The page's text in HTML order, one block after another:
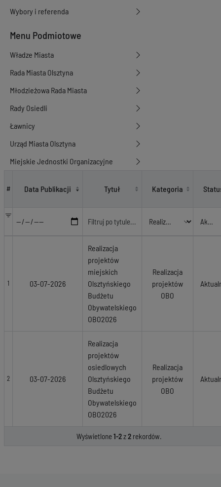
Wybory i referenda
Menu Podmiotowe
Władze Miasta
Rada Miasta Olsztyna
Młodzieżowa Rada Miasta
Rady Osiedli
Ławnicy
Urząd Miasta Olsztyna
Miejskie Jednostki Organizacyjne
# Data Publikacji Tytuł Kategoria
1 03-07-2026
Realizacja
projektów
miejskich
Olsztyńskiego
Budżetu
Obywatelskiego
OBO2026
Realizacja
projektów
OBO
2 03-07-2026
Realizacja
projektów
osiedlowych
Olsztyńskiego
Budżetu
Obywatelskiego
OBO2026
Realizacja
projektów
OBO
Wyświetlone1-2z2rekordów.